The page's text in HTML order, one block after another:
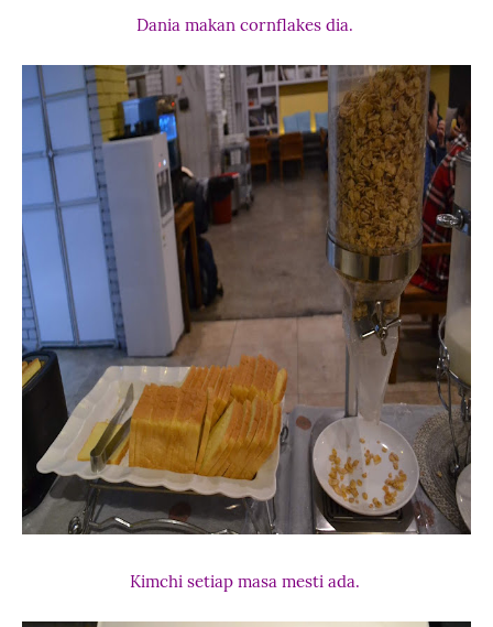
Dania makan cornflakes dia.
Kimchi setiap masa mesti ada.